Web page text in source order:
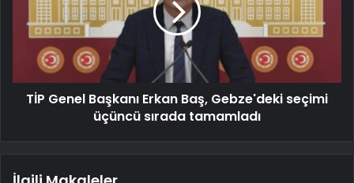
TİP Genel Başkanı Erkan Baş, Gebze'deki seçimi
üçüncü sırada tamamladı